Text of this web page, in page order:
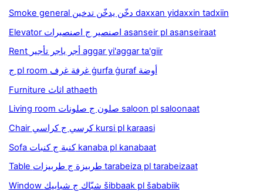
Smoke general دخّن يدخّن تدخين daxxan yidaxxin tadxiin
Elevator اصنصير ج اصنصيرات asanseir pl asanseiraat
Rent أجر ياجر تأجير aggar yi'aggar ta'giir
ج pl room غرفة غرف ġurfa ġuraf أوضة
Furniture اثاث athaeth
Living room صلون ج صلونات saloon pl saloonaat
Chair كرسي ج كراسي kursi pl karaasi
Sofa كنبة ج كنبات kanaba pl kanabaat
Table طربيزة ج طربيزات tarabeiza pl tarabeizaat
Window شبّاك ج شبابيك šibbaak pl šababiik